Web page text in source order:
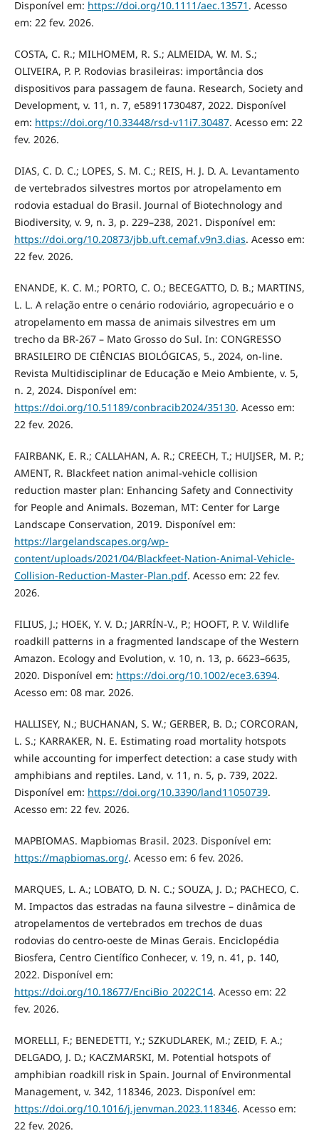
Disponível em: https://doi.org/10.1111/aec.13571 . Acesso
em: 22 fev. 2026.
COSTA, C. R.; MILHOMEM, R. S.; ALMEIDA, W. M. S.;
OLIVEIRA, P. P. Rodovias brasileiras: importância dos
dispositivos para passagem de fauna. Research, Society and
Development, v. 11, n. 7, e58911730487, 2022. Disponível
em: https://doi.org/10.33448/rsd-v11i7.30487. Acesso em: 22
fev. 2026.
DIAS, C. D. C.; LOPES, S. M. C.; REIS, H. J. D. A. Levantamento
de vertebrados silvestres mortos por atropelamento em
rodovia estadual do Brasil. Journal of Biotechnology and
Biodiversity, v. 9, n. 3, p. 229–238, 2021. Disponível em:
https://doi.org/10.20873/jbb.uft.cemaf.v9n3.dias. Acesso em:
22 fev. 2026.
ENANDE, K. C. M.; PORTO, C. O.; BECEGATTO, D. B.; MARTINS,
L. L. A relação entre o cenário rodoviário, agropecuário e o
atropelamento em massa de animais silvestres em um
trecho da BR-267 – Mato Grosso do Sul. In: CONGRESSO
BRASILEIRO DE CIÊNCIAS BIOLÓGICAS, 5., 2024, on-line.
Revista Multidisciplinar de Educação e Meio Ambiente, v. 5,
n. 2, 2024. Disponível em:
https://doi.org/10.51189/conbracib2024/35130. Acesso em:
22 fev. 2026.
FAIRBANK, E. R.; CALLAHAN, A. R.; CREECH, T.; HUIJSER, M. P.;
AMENT, R. Blackfeet nation animal-vehicle collision
reduction master plan: Enhancing Safety and Connectivity
for People and Animals. Bozeman, MT: Center for Large
Landscape Conservation, 2019. Disponível em:
https://largelandscapes.org/wp-
content/uploads/2021/04/Blackfeet-Nation-Animal-Vehicle-
Collision-Reduction-Master-Plan.pdf. Acesso em: 22 fev.
2026.
FILIUS, J.; HOEK, Y. V. D.; JARRÍN-V., P.; HOOFT, P. V. Wildlife
roadkill patterns in a fragmented landscape of the Western
Amazon. Ecology and Evolution, v. 10, n. 13, p. 6623–6635,
2020. Disponível em: https://doi.org/10.1002/ece3.6394.
Acesso em: 08 mar. 2026.
HALLISEY, N.; BUCHANAN, S. W.; GERBER, B. D.; CORCORAN,
L. S.; KARRAKER, N. E. Estimating road mortality hotspots
while accounting for imperfect detection: a case study with
amphibians and reptiles. Land, v. 11, n. 5, p. 739, 2022.
Disponível em: https://doi.org/10.3390/land11050739.
Acesso em: 22 fev. 2026.
MAPBIOMAS. Mapbiomas Brasil. 2023. Disponível em:
https://mapbiomas.org/. Acesso em: 6 fev. 2026.
MARQUES, L. A.; LOBATO, D. N. C.; SOUZA, J. D.; PACHECO, C.
M. Impactos das estradas na fauna silvestre – dinâmica de
atropelamentos de vertebrados em trechos de duas
rodovias do centro-oeste de Minas Gerais. Enciclopédia
Biosfera, Centro Científico Conhecer, v. 19, n. 41, p. 140,
2022. Disponível em:
https://doi.org/10.18677/EnciBio_2022C14. Acesso em: 22
fev. 2026.
MORELLI, F.; BENEDETTI, Y.; SZKUDLAREK, M.; ZEID, F. A.;
DELGADO, J. D.; KACZMARSKI, M. Potential hotspots of
amphibian roadkill risk in Spain. Journal of Environmental
Management, v. 342, 118346, 2023. Disponível em:
https://doi.org/10.1016/j.jenvman.2023.118346. Acesso em:
22 fev. 2026.